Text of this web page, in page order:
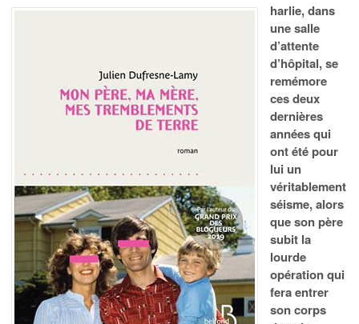
harlie, dans
une salle
d’attente
d’hôpital, se
remémore
ces deux
dernières
années qui
ont été pour
lui un
véritablement
séisme, alors
que son père
subit la
lourde
opération qui
fera entrer
son corps